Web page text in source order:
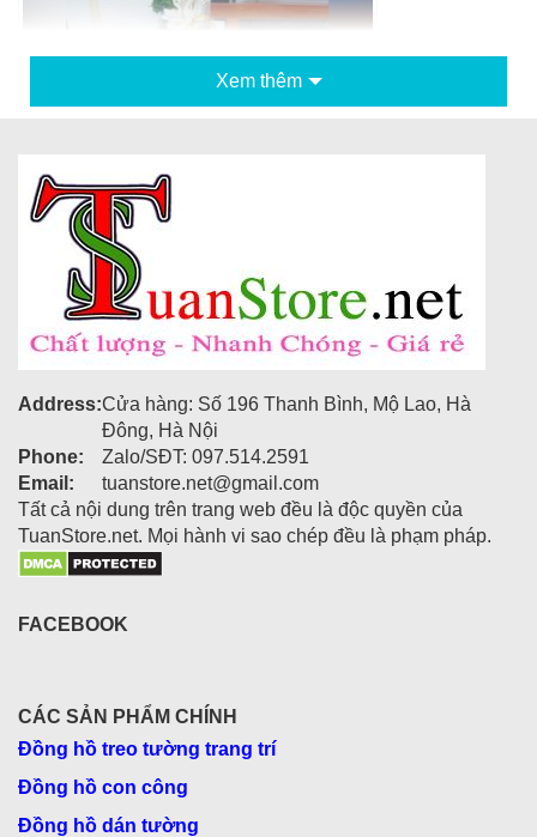
Khay đựng trái cây 3 tầng bằng sứ sang
trọng
Đặc điểm nổi bật của đĩa tầng đựng hoa
Cấu Trúc Chắc Chắn: Với thiết kế ba tầng và chất
liệu sứ chắc chắn, đĩa tầng đựng hoa quả 3 tầng giúp
tối ưu hóa không gian trưng bày.
Để được nhiều trái cây, bánh kẹo: Không chỉ dành
cho trái cây, đĩa tầng còn phù hợp để đựng bánh kẹo,
Thiết Kế Tinh Tế
Lợi ích khi sử dụng đĩa đựng bánh kẹo 3
tầng
Đĩa đựng bánh kẹo 3 tầng là giải pháp hoàn hảo để
sắp xếp và trưng bày đồ bánh kẹo, hoa quả một cách
Xem thêm
Address:Cửa hàng: Số 196 Thanh Bình, Mộ Lao, Hà
Đông, Hà Nội
Phone:
Zalo/SĐT: 097.514.2591
Email:
tuanstore.net@gmail.com
Tất cả nội dung trên trang web đều là độc quyền của
TuanStore.net. Mọi hành vi sao chép đều là phạm pháp.
FACEBOOK
CÁC SẢN PHẨM CHÍNH
Đồng hồ treo tường trang trí
Đồng hồ con công
Đồng hồ dán tường